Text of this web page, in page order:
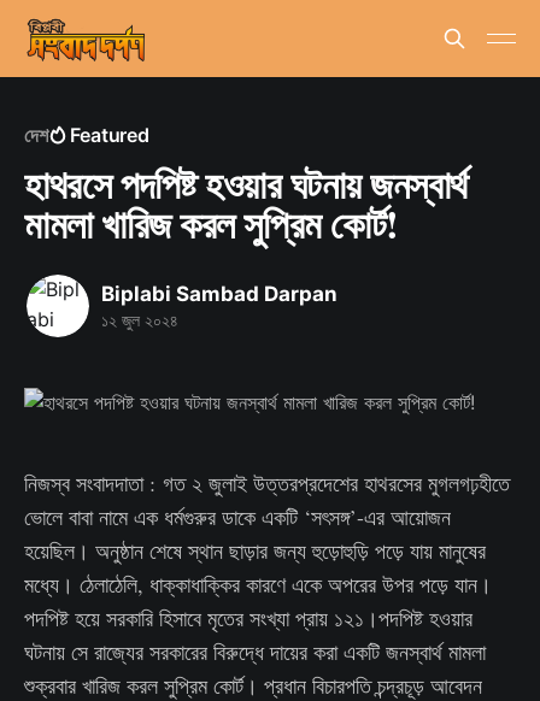
দেশ Featured
হাথরসে পদপিষ্ট হওয়ার ঘটনায় জনস্বার্থ
মামলা খারিজ করল সুপ্রিম কোর্ট!
Biplabi Sambad Darpan
১২ জুল ২০২৪
নিজস্ব সংবাদদাতা : গত ২ জুলাই উত্তরপ্রদেশের হাথরসের মুগলগঢ়হীতে
ভোলে বাবা নামে এক ধর্মগুরুর ডাকে একটি ‘সৎসঙ্গ’-এর আয়োজন
হয়েছিল। অনুষ্ঠান শেষে স্থান ছাড়ার জন্য হুড়োহুড়ি পড়ে যায় মানুষের
মধ্যে। ঠেলাঠেলি, ধাক্কাধাক্কির কারণে একে অপরের উপর পড়ে যান।
পদপিষ্ট হয়ে সরকারি হিসাবে মৃতের সংখ্যা প্রায় ১২১।পদপিষ্ট হওয়ার
ঘটনায় সে রাজ্যের সরকারের বিরুদ্ধে দায়ের করা একটি জনস্বার্থ মামলা
শুক্রবার খারিজ করল সুপ্রিম কোর্ট। প্রধান বিচারপতি চন্দ্রচূড় আবেদন